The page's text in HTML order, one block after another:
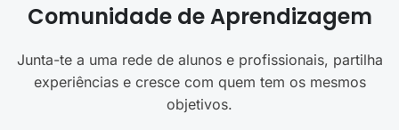
Comunidade de Aprendizagem
Junta-te a uma rede de alunos e profissionais, partilha
experiências e cresce com quem tem os mesmos
objetivos.